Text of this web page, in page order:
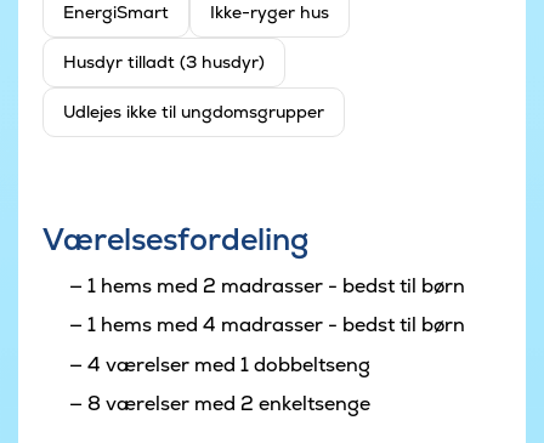
EnergiSmart Ikke-ryger hus
Husdyr tilladt (3 husdyr)
Udlejes ikke til ungdomsgrupper
Værelsesfordeling
1 hems med 2 madrasser - bedst til børn
1 hems med 4 madrasser - bedst til børn
4 værelser med 1 dobbeltseng
8 værelser med 2 enkeltsenge